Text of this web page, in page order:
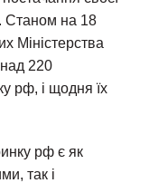
Станом на 18
Міністерства
220
рф, і щодня їх
рф є як
так і